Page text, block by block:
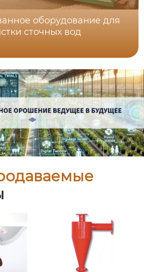
оборудование для
сточных вод